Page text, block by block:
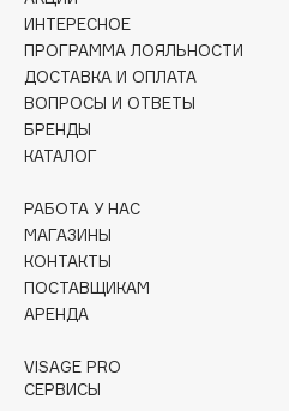
Collagenina
Consly
Corimo
CosRX
Cottolina
Cunzite
d'Alba
ИНТЕРЕСНОЕ
ПРОГРАММА ЛОЯЛЬНОСТИ
ДОСТАВКА И ОПЛАТА
ВОПРОСЫ И ОТВЕТЫ
БРЕНДЫ
КАТАЛОГ
РАБОТА У НАС
МАГАЗИНЫ
КОНТАКТЫ
ПОСТАВЩИКАМ
АРЕНДА
VISAGE PRO
СЕРВИСЫ